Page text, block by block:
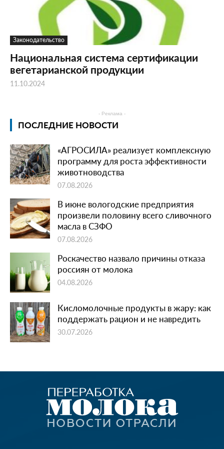
Законодательство
Национальная система сертификации
вегетарианской продукции
11.10.2024
- Реклама -
ПОСЛЕДНИЕ НОВОСТИ
«АГРОСИЛА» реализует комплексную
программу для роста эффективности
животноводства
07.08.2026
В июне вологодские предприятия
произвели половину всего сливочного
масла в СЗФО
07.08.2026
Роскачество назвало причины отказа
россиян от молока
04.08.2026
Кисломолочные продукты в жару: как
поддержать рацион и не навредить
30.07.2026